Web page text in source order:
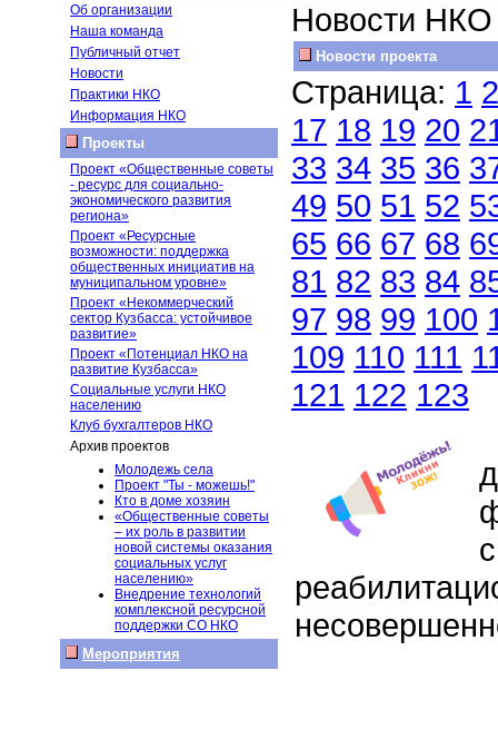
Об организации
Наша команда
Публичный отчет
Новости
Практики НКО
Информация НКО
Проекты
Проект «Общественные советы
- ресурс для социально-
экономического развития
региона»
Проект «Ресурсные
возможности: поддержка
общественных инициатив на
муниципальном уровне»
Проект «Некоммерческий
сектор Кузбасса: устойчивое
развитие»
Проект «Потенциал НКО на
развитие Кузбасса»
Социальные услуги НКО
населению
Клуб бухгалтеров НКО
Архив проектов
Молодежь села
Проект "Ты - можешь!"
Кто в доме хозяин
«Общественные советы
– их роль в развитии
новой системы оказания
социальных услуг
населению»
Внедрение технологий
комплексной ресурсной
поддержки СО НКО
Мероприятия
Новости НКО
Новости проекта
Страница: 1 2
17 18 19 20
33 34 35 36
49 50 51 52
65 66 67 68
81 82 83 84
97 98 99 100
109 110 111
121 122 123